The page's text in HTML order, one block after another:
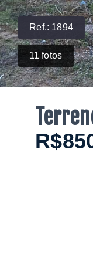
Ref.: 1894
11 fotos